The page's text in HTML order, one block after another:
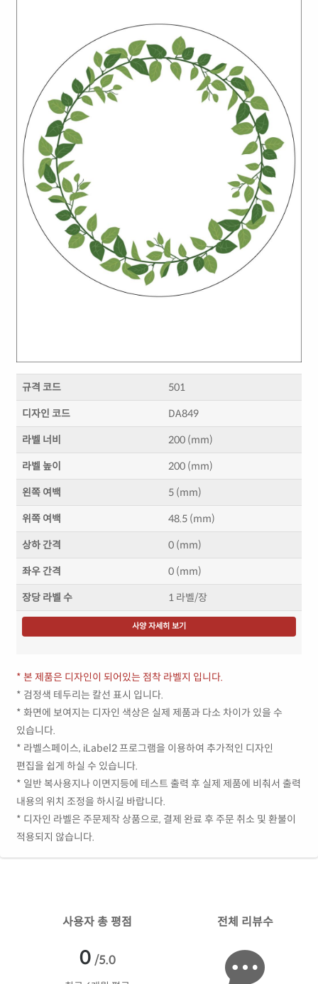
규격 코드 501
디자인 코드 DA849
라벨 너비 200 (mm)
라벨 높이 200 (mm)
왼쪽 여백 5 (mm)
위쪽 여백 48.5 (mm)
상하 간격 0 (mm)
좌우 간격 0 (mm)
장당 라벨 수 1 라벨/장
사양 자세히 보기
* 본 제품은 디자인이 되어있는 점착 라벨지 입니다.
* 검정색 테두리는 칼선 표시 입니다.
* 화면에 보여지는 디자인 색상은 실제 제품과 다소 차이가 있을 수
있습니다.
* 라벨스페이스, iLabel2 프로그램을 이용하여 추가적인 디자인
편집을 쉽게 하실 수 있습니다.
* 일반 복사용지나 이면지등에 테스트 출력 후 실제 제품에 비춰서 출력
내용의 위치 조정을 하시길 바랍니다.
* 디자인 라벨은 주문제작 상품으로, 결제 완료 후 주문 취소 및 환불이
적용되지 않습니다.
사용자 총 평점
0 /5.0
전체 리뷰수